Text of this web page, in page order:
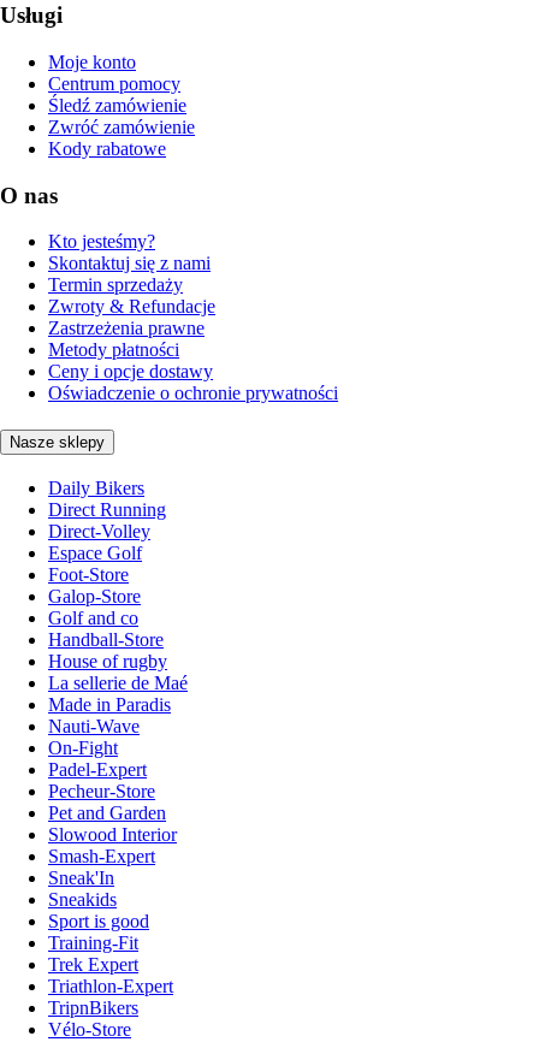
Usługi
Moje konto
Centrum pomocy
Śledź zamówienie
Zwróć zamówienie
Kody rabatowe
O nas
Kto jesteśmy?
Skontaktuj się z nami
Termin sprzedaży
Zwroty & Refundacje
Zastrzeżenia prawne
Metody płatności
Ceny i opcje dostawy
Oświadczenie o ochronie prywatności
Nasze sklepy
Daily Bikers
Direct Running
Direct-Volley
Espace Golf
Foot-Store
Galop-Store
Golf and co
Handball-Store
House of rugby
La sellerie de Maé
Made in Paradis
Nauti-Wave
On-Fight
Padel-Expert
Pecheur-Store
Pet and Garden
Slowood Interior
Smash-Expert
Sneak'In
Sneakids
Sport is good
Training-Fit
Trek Expert
Triathlon-Expert
TripnBikers
Vélo-Store